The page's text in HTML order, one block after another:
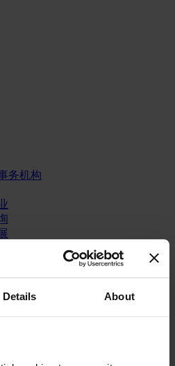
Details About
务机构